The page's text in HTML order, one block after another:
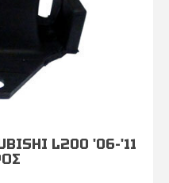
L200 '06-'11